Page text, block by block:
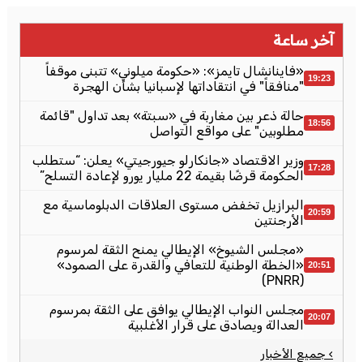
آخر ساعة
19:23 «فاينانشال تايمز»: «حكومة ميلوني» تتبنى موقفاً
"منافقاً" في انتقاداتها لإسبانيا بشأن الهجرة
18:56 حالة ذعر بين مغاربة في «سبتة» بعد تداول "قائمة
مطلوبين" على مواقع التواصل
17:28 وزير الاقتصاد «جانكارلو جيورجيتي» يعلن: “ستطلب
الحكومة قرضًا بقيمة 22 مليار يورو لإعادة التسلح”
20:59 البرازيل تخفض مستوى العلاقات الدبلوماسية مع
الأرجنتين
20:51
«مجلس الشيوخ» الإيطالي يمنح الثقة لمرسوم
«الخطة الوطنية للتعافي والقدرة على الصمود»
(PNRR)
20:07 مجلس النواب الإيطالي يوافق على الثقة بمرسوم
العدالة ويصادق على قرار الأغلبية
› جميع الأخبار